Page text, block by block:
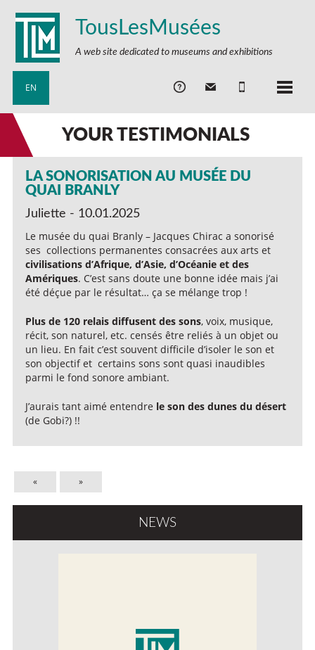
TousLesMusées
A web site dedicated to museums and exhibitions
EN
YOUR TESTIMONIALS
LA SONORISATION AU MUSÉE DU
QUAI BRANLY
Juliette - 10.01.2025
Le musée du quai Branly – Jacques Chirac a sonorisé
ses collections permanentes consacrées aux arts et
civilisations d’Afrique, d’Asie, d’Océanie et des
Amériques. C’est sans doute une bonne idée mais j’ai
été déçue par le résultat… ça se mélange trop !
Plus de 120 relais diffusent des sons, voix, musique,
récit, son naturel, etc. censés être reliés à un objet ou
un lieu. En fait c’est souvent difficile d’isoler le son et
son objectif et certains sons sont quasi inaudibles
parmi le fond sonore ambiant.
J’aurais tant aimé entendre le son des dunes du désert
(de Gobi?) !!
« »
NEWS